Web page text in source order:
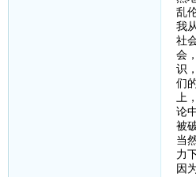
乱
我
社
会
识
们
上
论
被
当
力
因